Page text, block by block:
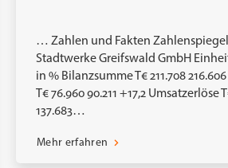
… Zahlen und Fakten Zahlenspiegel
Stadtwerke Greifswald GmbH
in % Bilanzsumme T€ 211.708
T€ 76.960 90.211 +17,2 Umsatzerlöse
137.683…
Mehr erfahren